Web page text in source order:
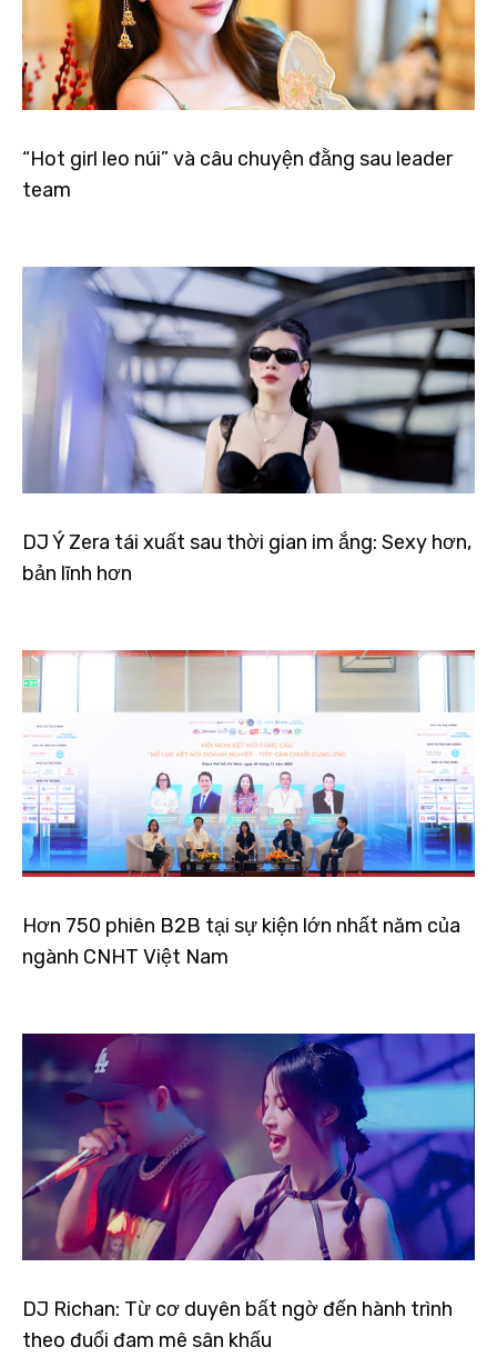
“Hot girl leo núi” và câu chuyện đằng sau leader
team
DJ Ý Zera tái xuất sau thời gian im ắng: Sexy hơn,
bản lĩnh hơn
Hơn 750 phiên B2B tại sự kiện lớn nhất năm của
ngành CNHT Việt Nam
DJ Richan: Từ cơ duyên bất ngờ đến hành trình
theo đuổi đam mê sân khấu